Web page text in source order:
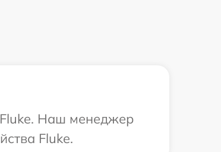
Fluke. Наш менеджер
Fluke.